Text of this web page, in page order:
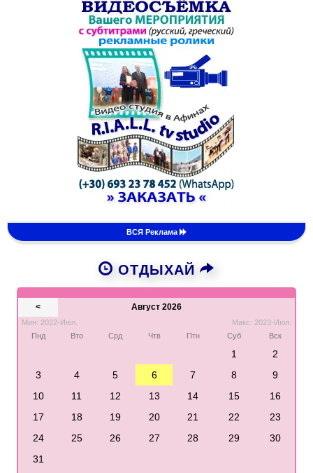
ВСЯ Реклама
ОТДЫХАЙ
< Август 2026
Мин: 2022-Июл.
Макс: 2023-Июл.
Пнд
Вто Срд Чтв Птн Суб Вск
1
2
3
4 5 6 7 8
9
10
11 12 13 14 15
16
17
18 19 20 21 22
23
24
25 26 27 28 29
30
31